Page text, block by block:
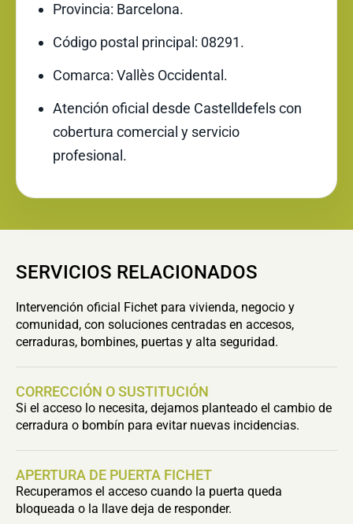
Provincia: Barcelona.
Código postal principal: 08291.
Comarca: Vallès Occidental.
Atención oficial desde Castelldefels con
cobertura comercial y servicio
profesional.
SERVICIOS RELACIONADOS
Intervención oficial Fichet para vivienda, negocio y
comunidad, con soluciones centradas en accesos,
cerraduras, bombines, puertas y alta seguridad.
CORRECCIÓN O SUSTITUCIÓN
Si el acceso lo necesita, dejamos planteado el cambio de
cerradura o bombín para evitar nuevas incidencias.
APERTURA DE PUERTA FICHET
Recuperamos el acceso cuando la puerta queda
bloqueada o la llave deja de responder.